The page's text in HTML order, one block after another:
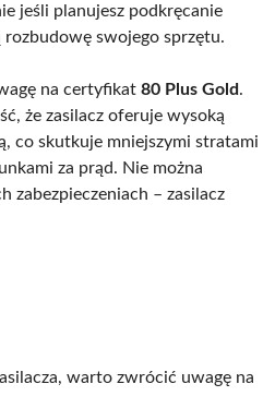
jeśli planujesz podkręcanie
swojego sprzętu.
na certyfikat 80 Plus Gold.
że zasilacz oferuje wysoką
co skutkuje mniejszymi stratami
za prąd. Nie można
zabezpieczeniach – zasilacz
warto zwrócić uwagę na